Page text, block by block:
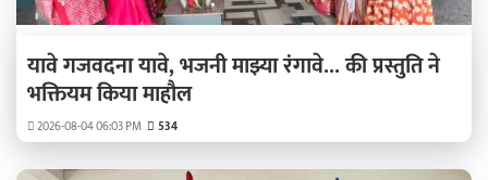
यावे गजवदना यावे, भजनी माझ्या रंगावे... की प्रस्तुति ने
भक्तियम किया माहौल
2026-08-04 06:03 PM 534